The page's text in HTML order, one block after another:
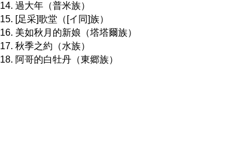
14. 過大年（普米族）
15. [足采]歌堂（[イ同]族）
16. 美如秋月的新娘（塔塔爾族）
17. 秋季之約（水族）
18. 阿哥的白牡丹（東郷族）